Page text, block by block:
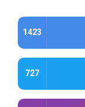
1423
727